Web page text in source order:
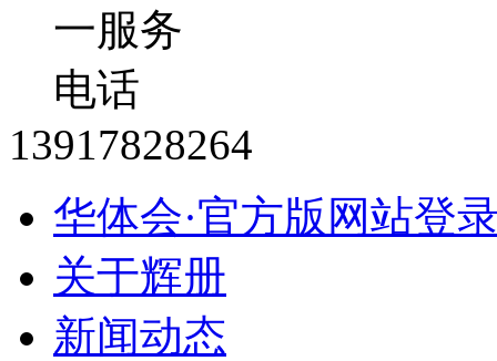
13917828264
华体会·官方版网站登
关于辉册
新闻动态